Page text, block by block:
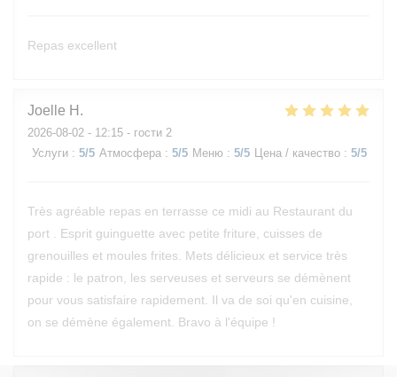
Repas excellent
Joelle H
2026-08-02 - 12:15 - гости 2
Услуги : 5/5 Атмосфера : 5/5 Меню : 5/5 Цена / качество : 5/5
Très agréable repas en terrasse ce midi au Restaurant du
port . Esprit guinguette avec petite friture, cuisses de
grenouilles et moules frites. Mets délicieux et service très
rapide : le patron, les serveuses et serveurs se démènent
pour vous satisfaire rapidement. Il va de soi qu'en cuisine,
on se démène également. Bravo à l'équipe !